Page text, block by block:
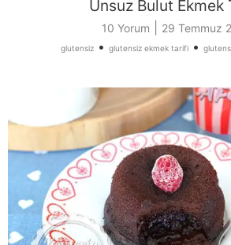
Unsuz Bulut Ekmek
10 Yorum 29 Temmuz
glutensiz • glutensiz ekmek tarifi •